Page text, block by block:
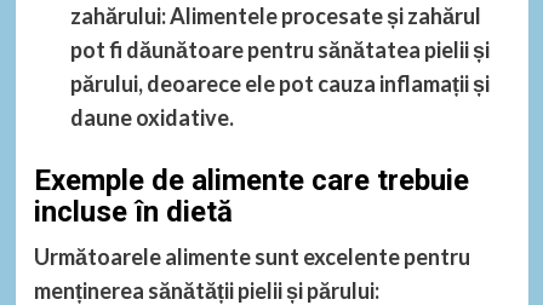
zahărului: Alimentele procesate și zahărul
pot fi dăunătoare pentru sănătatea pielii și
părului, deoarece ele pot cauza inflamații și
daune oxidative.
Exemple de alimente care trebuie
incluse în dietă
Următoarele alimente sunt excelente pentru
menținerea sănătății pielii și părului: